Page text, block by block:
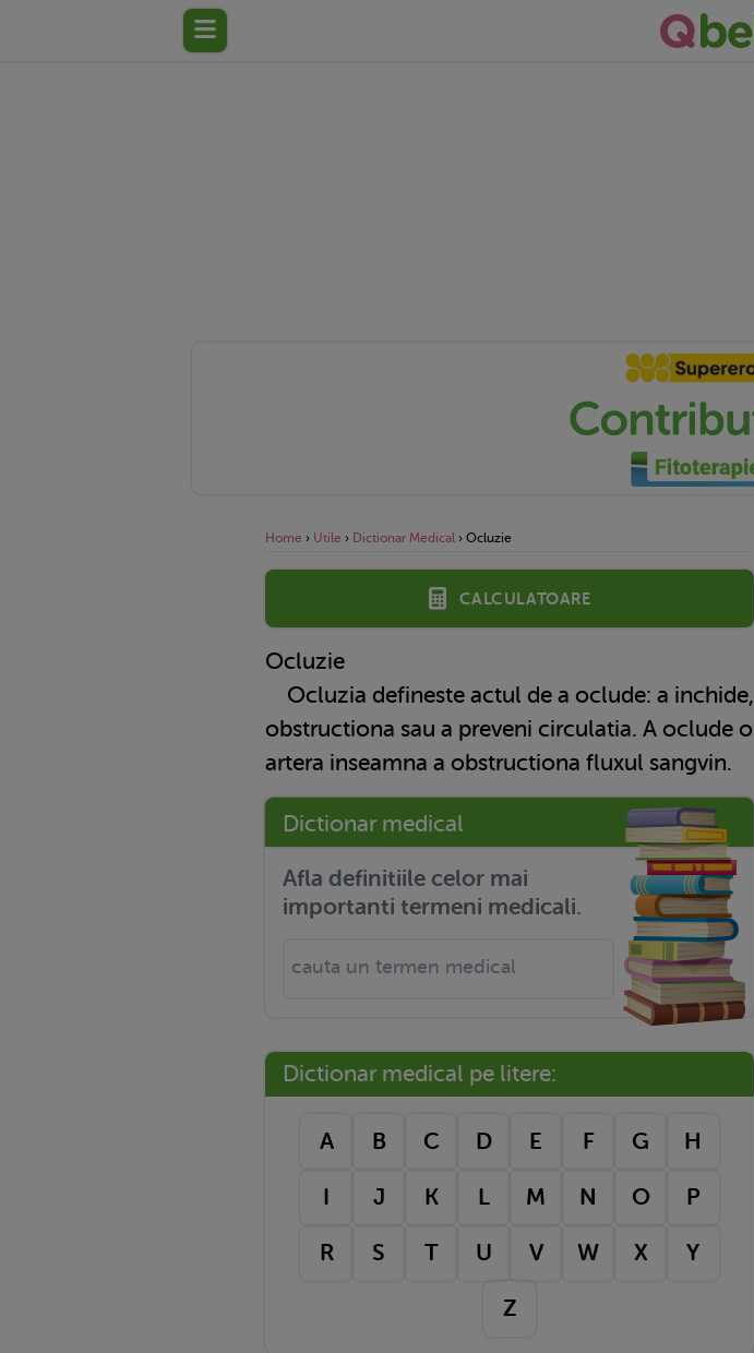
Home › Utile › Dictionar Medical › Ocluzie
Calculatoare
Ocluzie
Ocluzia defineste actul de a oclude: a inchide,
obstructiona sau a preveni circulatia. A oclude o
artera inseamna a obstructiona fluxul sangvin.
Dictionar medical
Afla definitiile celor mai
importanti termeni medicali.
Dictionar medical pe litere:
A B C D E F G H
I J K L M N O P
R S T U V W X Y
Z